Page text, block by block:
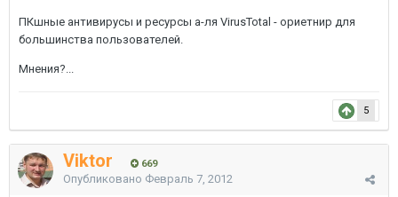
ПКшные антивирусы и ресурсы а-ля VirusTotal - ориетнир для
большинства пользователей.
Мнения?...
5
Viktor 669
Опубликовано Февраль 7, 2012